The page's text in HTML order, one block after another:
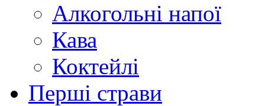
Алкогольні напої
Кава
Коктейлі
Перші страви